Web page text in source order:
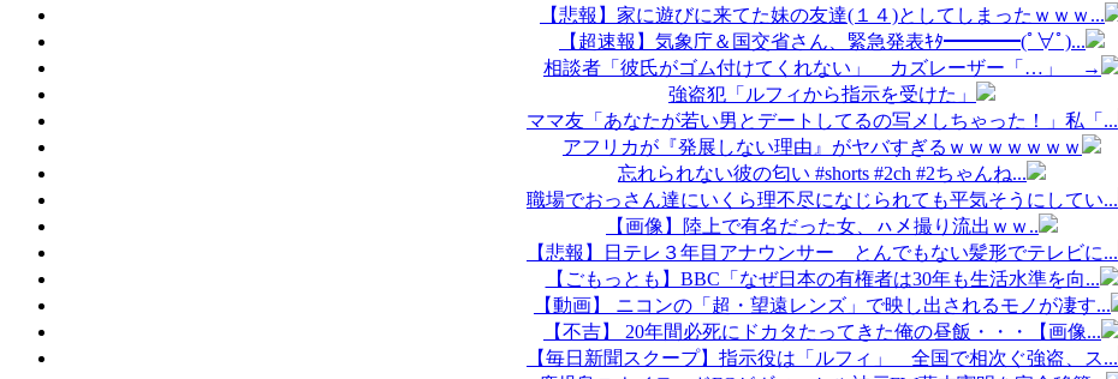
【悲報】家に遊びに来てた妹の友達(１４)としてしまったｗｗｗ...
【超速報】気象庁＆国交省さん、緊急発表ｷﾀ━━━━(ﾟ∀ﾟ)...
相談者「彼氏がゴム付けてくれない」 カズレーザー「…」 →
強盗犯「ルフィから指示を受けた」
ママ友「あなたが若い男とデートしてるの写メしちゃった！」私「...
アフリカが『発展しない理由』がヤバすぎるｗｗｗｗｗｗｗ
忘れられない彼の匂い #shorts #2ch #2ちゃんね...
職場でおっさん達にいくら理不尽になじられても平気そうにしてい...
【画像】陸上で有名だった女、ㇵメ撮り流出ｗｗ..
【悲報】日テレ３年目アナウンサー とんでもない髪形でテレビに...
【ごもっとも】BBC「なぜ日本の有権者は30年も生活水準を向...
【動画】 ニコンの「超・望遠レンズ」で映し出されるモノが凄す...
【不吉】 20年間必死にドカタたってきた俺の昼飯・・・【画像...
【毎日新聞スクープ】指示役は「ルフィ」 全国で相次ぐ強盗、ス...